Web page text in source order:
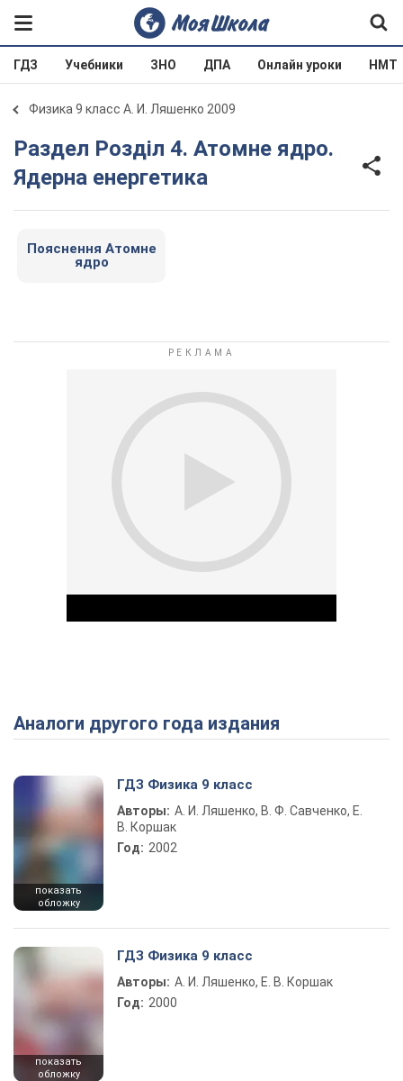
ГДЗ Учебники ЗНО ДПА Онлайн уроки НМТ
Физика 9 класс А. И. Ляшенко 2009
Раздел Розділ 4. Атомне ядро.
Ядерна енергетика
Пояснення Атомне
ядро
Play Video
Аналоги другого года издания
показать
обложку
ГДЗ Физика 9 класс
Авторы: А. И. Ляшенко, В. Ф. Савченко, Е.
В. Коршак
Год: 2002
показать
обложку
ГДЗ Физика 9 класс
Авторы: А. И. Ляшенко, Е. В. Коршак
Год: 2000